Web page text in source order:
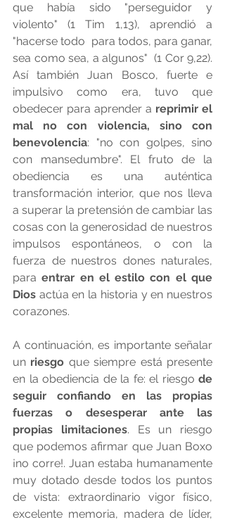
que había sido "perseguidor y
violento" (1 Tim 1,13), aprendió a
"hacerse todo  para todos, para ganar,
sea como sea, a algunos"  (1 Cor 9,22).
Así también Juan Bosco, fuerte e
impulsivo como era, tuvo que
obedecer para aprender a reprimir el
mal no con violencia, sino con
benevolencia: "no con golpes, sino
con mansedumbre". El fruto de la
obediencia es una auténtica
transformación interior, que nos lleva
a superar la pretensión de cambiar las
cosas con la generosidad de nuestros
impulsos espontáneos, o con la
fuerza de nuestros dones naturales,
para entrar en el estilo con el que
Dios actúa en la historia y en nuestros
corazones.
A continuación, es importante señalar
un riesgo que siempre está presente
en la obediencia de la fe: el riesgo de
seguir confiando en las propias
fuerzas o desesperar ante las
propias limitaciones. Es un riesgo
que podemos afirmar que Juan Boxo
¡no corre!. Juan estaba humanamente
muy dotado desde todos los puntos
de vista: extraordinario vigor físico,
excelente memoria, madera de líder,